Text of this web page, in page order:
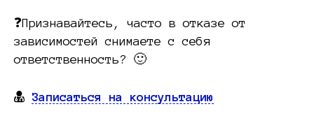
❓Признавайтесь, часто в отказе от
зависимостей снимаете с себя
ответственность? 🙂
Записаться на консультацию